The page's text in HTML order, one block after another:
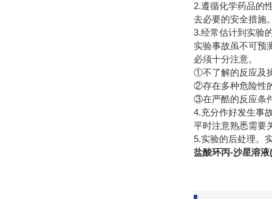
2.遵循化学药品的
去必要的安全措施
3.经常估计到实验
实验事故虽不可预
必须十分注意。
①不了解的反应及
②存在多种危险性
③在严酷的反应条
4.充分作好发生事
平时注意熟悉需要
5.实验的后处理。
盐酸环丙-沙星溶